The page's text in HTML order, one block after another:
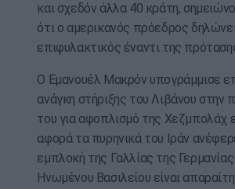
και σχεδόν άλλα 40 κράτη,
ότι ο αμερικανός πρόεδρος
επιφυλακτικός έναντι της
Ο Εμανουέλ Μακρόν υπογράμμισε
ανάγκη στήριξης του Λιβάνου στην
του για αφοπλισμό της Χεζμπολάχ
αφορά τα πυρηνικά του Ιράν
εμπλοκή της Γαλλίας της Γερμανίας
Ηνωμένου Βασιλείου είναι